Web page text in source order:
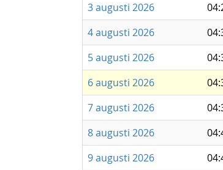
3 augusti 2026
4 augusti 2026
5 augusti 2026
6 augusti 2026
7 augusti 2026
8 augusti 2026
9 augusti 2026